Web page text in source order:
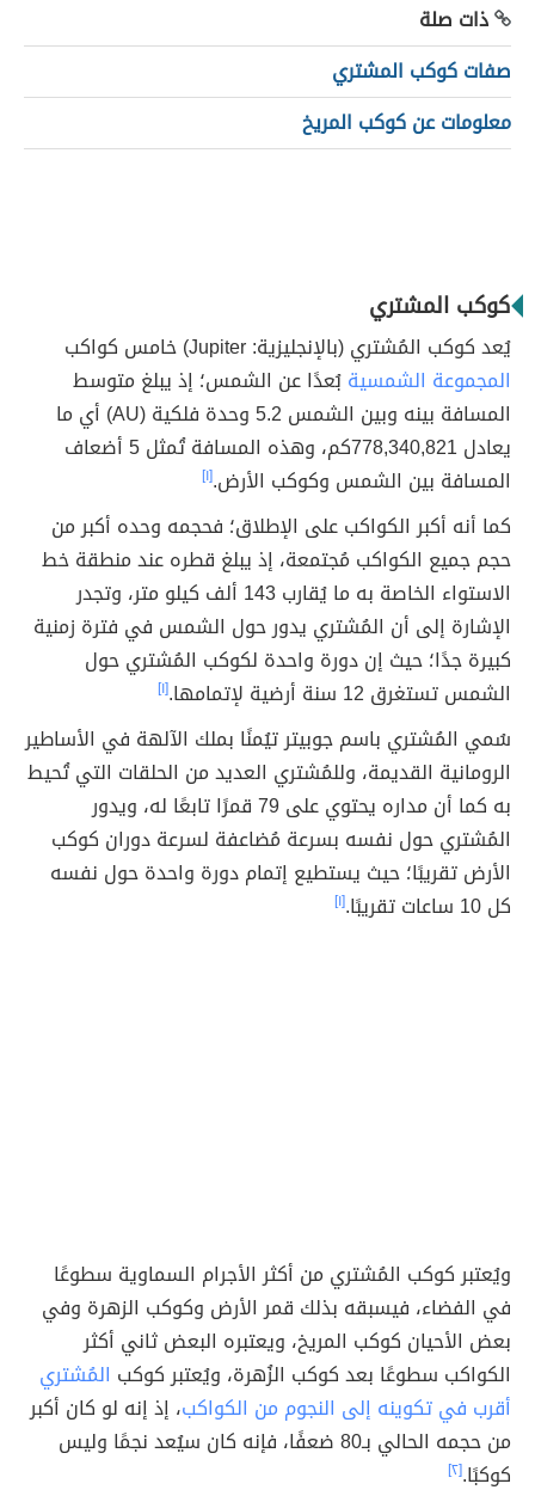
ذات صلة
صفات كوكب المشتري
معلومات عن كوكب المريخ
كوكب المشتري
يُعد كوكب المُشتري (بالإنجليزية: Jupiter) خامس كواكب
المجموعة الشمسيةبُعدًا عن الشمس؛ إذ يبلغ متوسط
المسافة بينه وبين الشمس 5.2 وحدة فلكية (AU) أي ما
يعادل 778,340,821كم، وهذه المسافة تُمثل 5 أضعاف
المسافة بين الشمس وكوكب الأرض.[١]
كما أنه أكبر الكواكب على الإطلاق؛ فحجمه وحده أكبر من
حجم جميع الكواكب مُجتمعة، إذ يبلغ قطره عند منطقة خط
الاستواء الخاصة به ما يُقارب 143 ألف كيلو متر، وتجدر
الإشارة إلى أن المُشتري يدور حول الشمس في فترة زمنية
كبيرة جدًا؛ حيث إن دورة واحدة لكوكب المُشتري حول
الشمس تستغرق 12 سنة أرضية لإتمامها.
[١]
سُمي المُشتري باسم جوبيتر تيُمنًا بملك الآلهة في الأساطير
الرومانية القديمة، وللمُشتري العديد من الحلقات التي تُحيط
به كما أن مداره يحتوي على 79 قمرًا تابعًا له، ويدور
المُشتري حول نفسه بسرعة مُضاعفة لسرعة دوران كوكب
الأرض تقريبًا؛ حيث يستطيع إتمام دورة واحدة حول نفسه
كل 10 ساعات تقريبًا.
[١]
ويُعتبر كوكب المُشتري من أكثر الأجرام السماوية سطوعًا
في الفضاء، فيسبقه بذلك قمر الأرض وكوكب الزهرة وفي
بعض الأحيان كوكب المريخ، ويعتبره البعض ثاني أكثر
الكواكب سطوعًا بعد كوكب الزُهرة، ويُعتبر كوكب المُشتري
أقرب في تكوينه إلى النجوم من الكواكب، إذ إنه لو كان أكبر
من حجمه الحالي بـ80 ضعفًا، فإنه كان سيُعد نجمًا وليس
كوكبًا.[٢]